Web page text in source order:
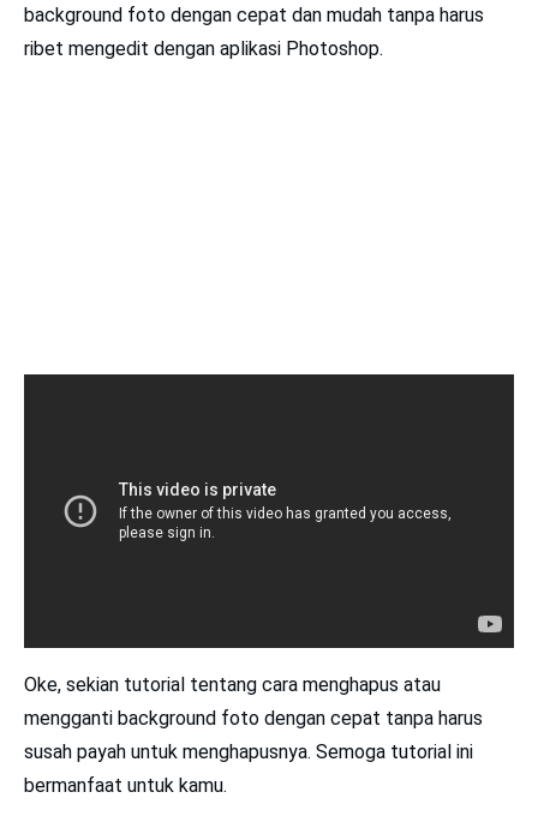
background foto dengan cepat dan mudah tanpa harus
ribet mengedit dengan aplikasi Photoshop.
Oke, sekian tutorial tentang cara menghapus atau
mengganti background foto dengan cepat tanpa harus
susah payah untuk menghapusnya. Semoga tutorial ini
bermanfaat untuk kamu.